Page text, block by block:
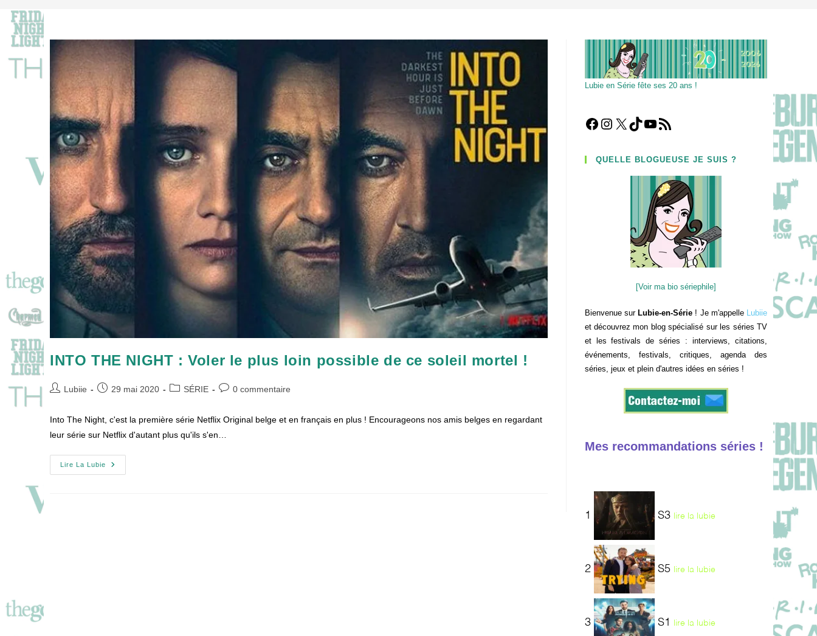
INTO THE NIGHT : Voler le plus loin possible de ce soleil mortel !
Auteur/autrice
publication :
Lubiie
Publication
29 mai 2020
PostSÉRIE
Commentaires
publication :
0 commentaire
Into The Night, c'est la première série Netflix Original belge et en français en plus ! Encourageons nos amis belges en regardant
leur série sur Netflix d'autant plus qu'ils s'en…
Lire La Lubie
INTO
THE
Lubie en Série fête ses 20 ans !
Facebook
Instagram
X TikTokYouTube
Flux RSS
QUELLE BLOGUEUSE JE SUIS ?
[Voir ma bio sériephile]
Bienvenue sur Lubie-en-Série ! Je m'appelle Lubiie
et découvrez mon blog spécialisé sur les séries TV
et les festivals de séries : interviews, citations,
événements, festivals, critiques, agenda des
séries, jeux et plein d'autres idées en séries !
Mes recommandations séries !
1 S3 lire la lubie
2 S5 lire la lubie
3 S1 lire la lubie